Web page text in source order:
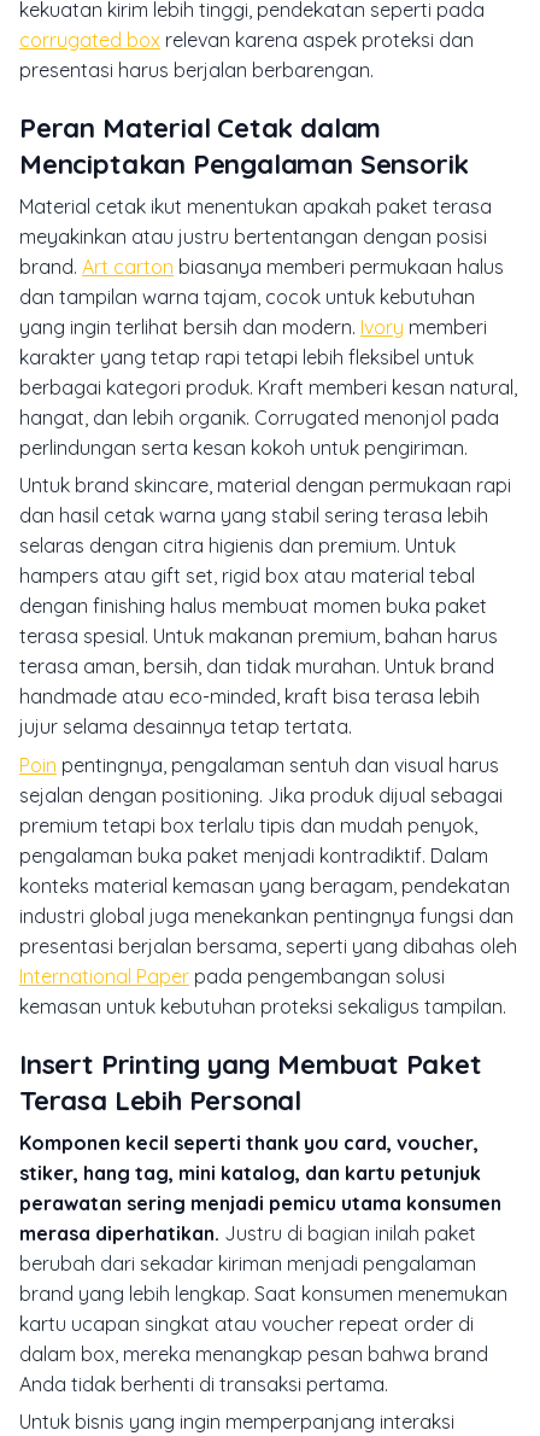
kekuatan kirim lebih tinggi, pendekatan seperti pada
corrugated box relevan karena aspek proteksi dan
presentasi harus berjalan berbarengan.
Peran Material Cetak dalam
Menciptakan Pengalaman Sensorik
Material cetak ikut menentukan apakah paket terasa
meyakinkan atau justru bertentangan dengan posisi
brand. Art carton biasanya memberi permukaan halus
dan tampilan warna tajam, cocok untuk kebutuhan
yang ingin terlihat bersih dan modern. Ivory memberi
karakter yang tetap rapi tetapi lebih fleksibel untuk
berbagai kategori produk. Kraft memberi kesan natural,
hangat, dan lebih organik. Corrugated menonjol pada
perlindungan serta kesan kokoh untuk pengiriman.
Untuk brand skincare, material dengan permukaan rapi
dan hasil cetak warna yang stabil sering terasa lebih
selaras dengan citra higienis dan premium. Untuk
hampers atau gift set, rigid box atau material tebal
dengan finishing halus membuat momen buka paket
terasa spesial. Untuk makanan premium, bahan harus
terasa aman, bersih, dan tidak murahan. Untuk brand
handmade atau eco-minded, kraft bisa terasa lebih
jujur selama desainnya tetap tertata.
Poin pentingnya, pengalaman sentuh dan visual harus
sejalan dengan positioning. Jika produk dijual sebagai
premium tetapi box terlalu tipis dan mudah penyok,
pengalaman buka paket menjadi kontradiktif. Dalam
konteks material kemasan yang beragam, pendekatan
industri global juga menekankan pentingnya fungsi dan
presentasi berjalan bersama, seperti yang dibahas oleh
International Paper pada pengembangan solusi
kemasan untuk kebutuhan proteksi sekaligus tampilan.
Insert Printing yang Membuat Paket
Terasa Lebih Personal
Komponen kecil seperti thank you card, voucher,
stiker, hang tag, mini katalog, dan kartu petunjuk
perawatan sering menjadi pemicu utama konsumen
merasa diperhatikan. Justru di bagian inilah paket
berubah dari sekadar kiriman menjadi pengalaman
brand yang lebih lengkap. Saat konsumen menemukan
kartu ucapan singkat atau voucher repeat order di
dalam box, mereka menangkap pesan bahwa brand
Anda tidak berhenti di transaksi pertama.
Untuk bisnis yang ingin memperpanjang interaksi